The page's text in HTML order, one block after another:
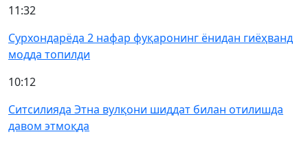
11:32
Сурхондарёда 2 нафар фуқаронинг ёнидан гиёҳванд
модда топилди
10:12
Ситсилияда Этна вулқони шиддат билан отилишда
давом этмоқда